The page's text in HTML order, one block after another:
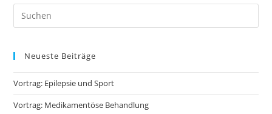
Neueste Beiträge
Vortrag: Epilepsie und Sport
Vortrag: Medikamentöse Behandlung